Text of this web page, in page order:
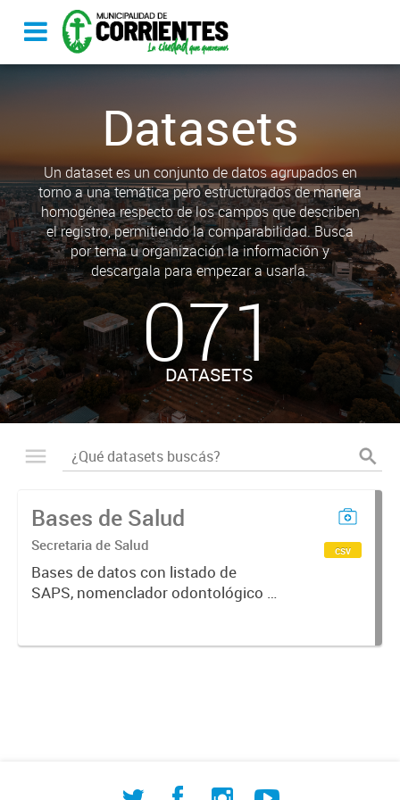
Datasets
Un dataset es un conjunto de datos agrupados en
torno a una temática pero estructurados de manera
homogénea respecto de los campos que describen
el registro, permitiendo la comparabilidad. Busca
por tema u organización la información y
descargala para empezar a usarla.
071
DATASETS
Bases de Salud
Secretaria de Salud
Bases de datos con listado de
SAPS, nomenclador odontológico y
csv